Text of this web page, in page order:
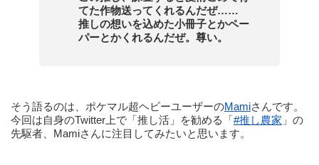
てた作物送ってくれるんだぜ……
推しの想いを込めた小冊子とかペー
パーとかくれるんだぜ。尊い。
そう語るのは、ポケマル超ヘビーユーザーのMamiさんです。
今回は自身のTwitter上で「推し活」を勧める「#推し農家 」の
先駆者、Mamiさんに注目してみたいと思います。